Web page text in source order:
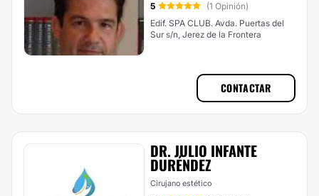
5
(1 Opinión)
Edif. SPA CLUB. Avda. Puertas del
Sur s/n, Jerez de la Frontera
CONTACTAR
DR. JULIO INFANTE
DURÉNDEZ
Cirujano estético